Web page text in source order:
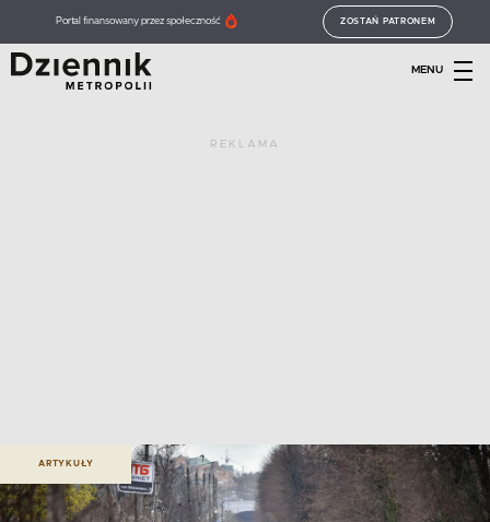
Portal finansowany przez społeczność ZOSTAŃ PATRONEM
MENU
REKLAMA
ARTYKUŁY